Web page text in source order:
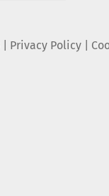
Privacy Policy|